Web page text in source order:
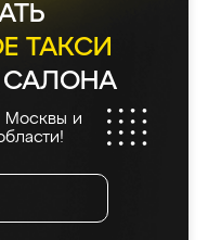
ТАКСИ
Москвы и